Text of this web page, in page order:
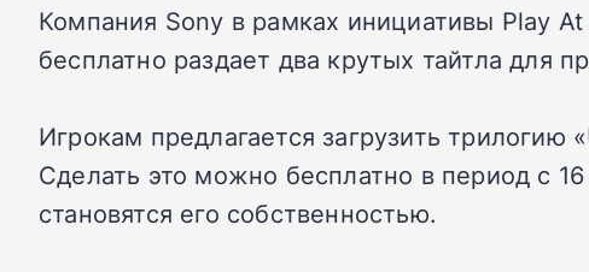
Компания Sony в рамках инициативы Play
бесплатно раздает два крутых тайтла для
Игрокам предлагается загрузить
Сделать это можно бесплатно в период с
становятся его собственностью.